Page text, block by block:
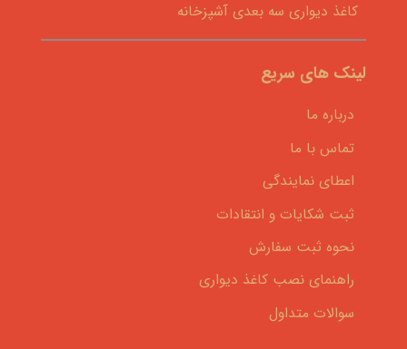
کاغذ دیواری سه بعدی آشپزخانه
لینک های سریع
درباره ما
تماس با ما
اعطای نمایندگی
ثبت شکایات و انتقادات
نحوه ثبت سفارش
راهنمای نصب کاغذ دیواری
سوالات متداول